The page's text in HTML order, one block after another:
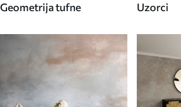
Geometrija tufne Uzorci